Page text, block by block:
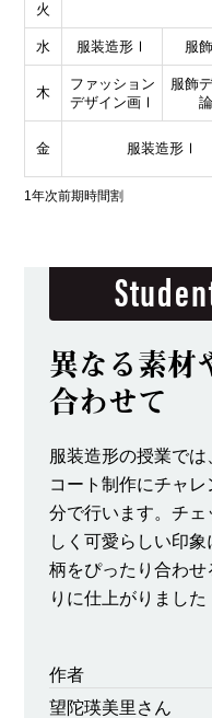
火
水 服装造形Ⅰ 服
木
ファッション
デザイン画Ⅰ
服飾
金 服装造形Ⅰ
1年次前期時間割
異なる素材
合わせて
服装造形の授業で
コート制作にチャ
分で行います。チ
しく可愛らしい印
柄をぴったり合わ
りに仕上がりました
作者
望陀瑛美里さん